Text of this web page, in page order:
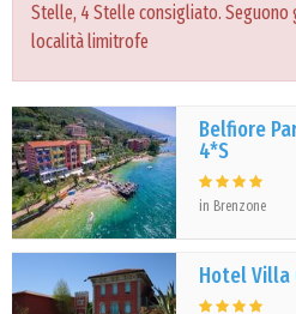
Stelle, 4 Stelle consigliato.
località limitrofe
Belfiore
4*S
in Brenzone
Hotel Villa